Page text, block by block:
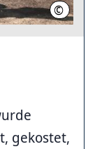
© Juffa,
gekostet,